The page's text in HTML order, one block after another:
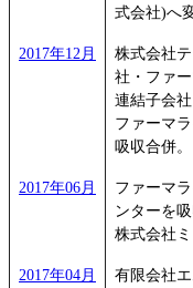
式会社)へ
2017年12月
株式会社
社・ファ
連結子会
ファーマ
吸収合併。
2017年06月
ファーマ
ンターを吸
株式会社
2017年04月
有限会社